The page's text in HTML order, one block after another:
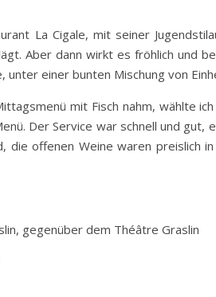
La Cigale, mit seiner
Aber dann wirkt es fröhlich und
unter einer bunten Mischung von
mit Fisch nahm, wählte
Der Service war schnell und gut,
die offenen Weine waren preislich
gegenüber dem Théâtre Graslin